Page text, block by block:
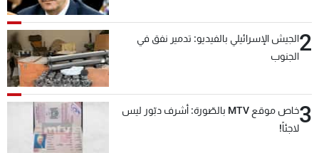
2الجيش الإسرائيلي بالفيديو: تدمير نفق في
الجنوب
3
خاص موقع MTV بالصّورة: أشرف دبّور ليس
لاجئاً!